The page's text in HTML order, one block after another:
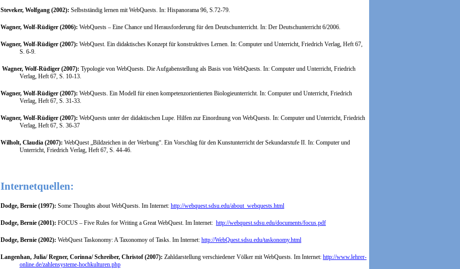
Steveker, Wolfgang (2002): Selbstständig lernen mit WebQuests. In: Hispanorama 96, S.72-79.
Wagner, Wolf-Rüdiger (2006): WebQuests – Eine Chance und Herausforderung für den Deutschunterricht. In: Der Deutschunterricht 6/2006.
Wagner, Wolf-Rüdiger (2007): WebQuest. Ein didaktisches Konzept für konstruktives Lernen. In: Computer und Unterricht, Friedrich Verlag, Heft 67,
S. 6-9.
Wagner, Wolf-Rüdiger (2007): Typologie von WebQuests. Die Aufgabenstellung als Basis von WebQuests. In: Computer und Unterricht, Friedrich
Verlag, Heft 67, S. 10-13.
Wagner, Wolf-Rüdiger (2007): WebQuests. Ein Modell für einen kompetenzorientierten Biologieunterricht. In: Computer und Unterricht, Friedrich
Verlag, Heft 67, S. 31-33.
Wagner, Wolf-Rüdiger (2007): WebQuests unter der didaktischen Lupe. Hilfen zur Einordnung von WebQuests. In: Computer und Unterricht, Friedrich
Verlag, Heft 67, S. 36-37
Wilholt, Claudia (2007): WebQuest „Bildzeichen in der Werbung“. Ein Vorschlag für den Kunstunterricht der Sekundarstufe II. In: Computer und
Unterricht, Friedrich Verlag, Heft 67, S. 44-46.
Internetquellen:
Dodge, Bernie (1997): Some Thoughts about WebQuests. Im Internet: http://webquest.sdsu.edu/about_webquests.html
Dodge, Bernie (2001): FOCUS – Five Rules for Writing a Great WebQuest. Im Internet: http://webquest.sdsu.edu/documents/focus.pdf
Dodge, Bernie (2002): WebQuest Taskonomy: A Taxonomoy of Tasks. Im Internet: http://WebQuest.sdsu.edu/taskonomy.html
Langenhan, Julia/ Regner, Corinna/ Schreiber, Christof (2007): Zahldarstellung verschiedener Völker mit WebQuests. Im Internet: http://www.lehrer-
online.de/zahlensysteme-hochkulturen.php